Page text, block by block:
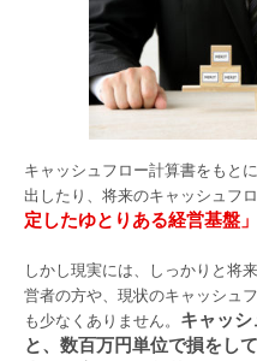
キャッシュフロー計算書をもと
出したり、将来のキャッシュフ
定したゆとりある経営基盤」
しかし現実には、しっかりと将
営者の方や、現状のキャッシュ
も少なくありません。 キャッ
と、数百万円単位で損をし